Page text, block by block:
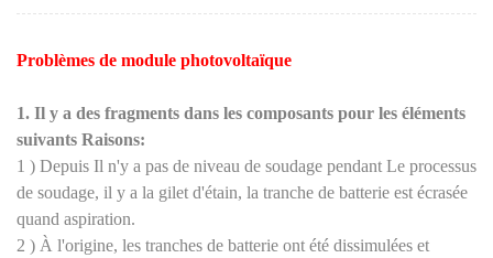
Problèmes de module photovoltaïque
1. Il y a des fragments dans les composants pour les éléments
suivants Raisons:
1 ) Depuis Il n'y a pas de niveau de soudage pendant Le processus
de soudage, il y a la gilet d'étain, la tranche de batterie est écrasée
quand aspiration.
2 ) À l'origine, les tranches de batterie ont été dissimulées et